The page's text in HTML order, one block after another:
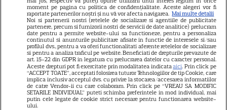
Tragedia înfiorătoare a
momentului în România!
Artista noastră și-a luat Adio
pe Facebook și a murit! Am
aflat chiar acum și nu ne mai
revenim din șoc! Ce i s-a
moment pe pagina cu politica de confidențialitate. Aceste alegeri vor fi
raportate partenerilor noștri și nu vă vor afecta navigarea. Mai multe detalii
Noi si partenerii nostri (retelele de socializare si agentiile de publicitate
partenere, precum si furnizorii nostri de servicii de date analitice) prelucram
date pentru a permite website-ului sa functioneze, pentru a personaliza
continutul si anunturile publicitare afisate in functie de interesele si/sau
profilul dvs., pentru a va oferi functionalitati aferente retelelor de socializare
si pentru a analiza traficul pe website. Beneficiati de drepturile prevazute de
art. 15-22 din GDPR in legatura cu prelucrarea datelor cu caracter personal.
Aceste drepturi pot fi exercitate prin modalitatea indicataaici. Prin click pe
“ACCEPT TOATE”, acceptati folosirea tuturor Tehnologiilor de tip Cookie, care
implica inclusiv acceptul dvs. cu privire la stocarea/accesarea informatiilor
de catre Vendor-ii cu care colaboram. Prin click pe “VREAU SA MODIFIC
SETARILE INDIVIDUAL” puteti schimba preferintele in mod individual, mai
putin cele legate de cookie strict necesare pentru functionarea website-
ului.